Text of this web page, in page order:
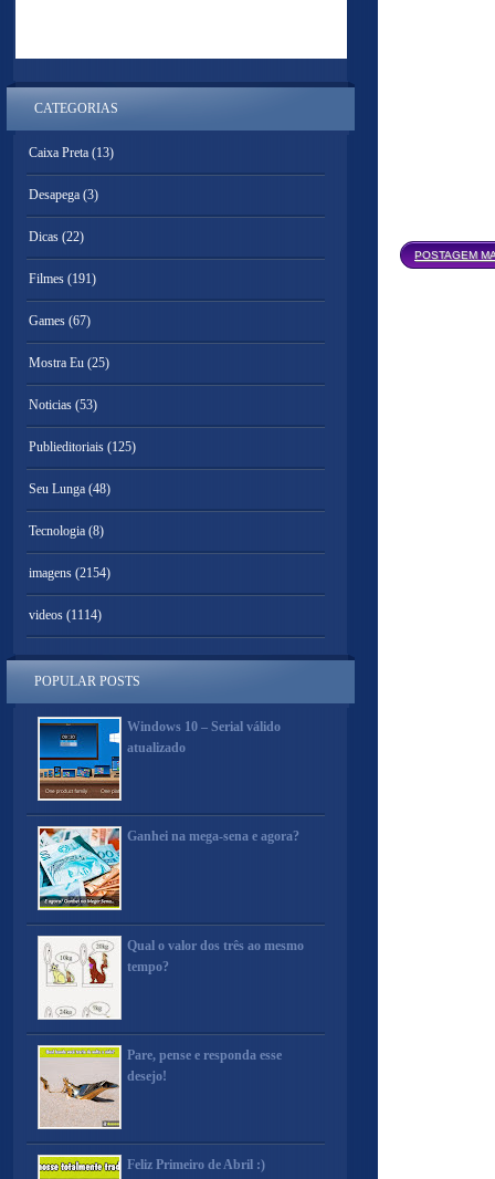
POSTAGEM
CATEGORIAS
Caixa Preta (13)
Desapega (3)
Dicas (22)
Filmes (191)
Games (67)
Mostra Eu (25)
Noticias (53)
Publieditoriais (125)
Seu Lunga (48)
Tecnologia (8)
imagens (2154)
videos (1114)
POPULAR POSTS
Windows 10 – Serial válido
atualizado
Ganhei na mega-sena e agora?
Qual o valor dos três ao mesmo
tempo?
Pare, pense e responda esse
desejo!
Feliz Primeiro de Abril :)